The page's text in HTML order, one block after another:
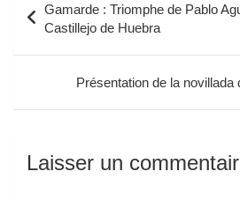
de
l’article
Gamarde : Triomphe de Pablo
Castillejo de Huebra
Présentation de la novillada
Laisser un